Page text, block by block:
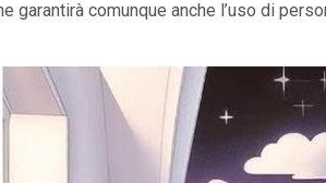
garantirà comunque anche l’uso di